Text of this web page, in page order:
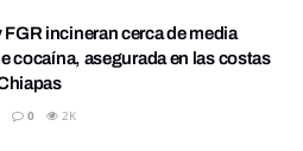
FGR incineran cerca de media
cocaína, asegurada en las costas
0 2K